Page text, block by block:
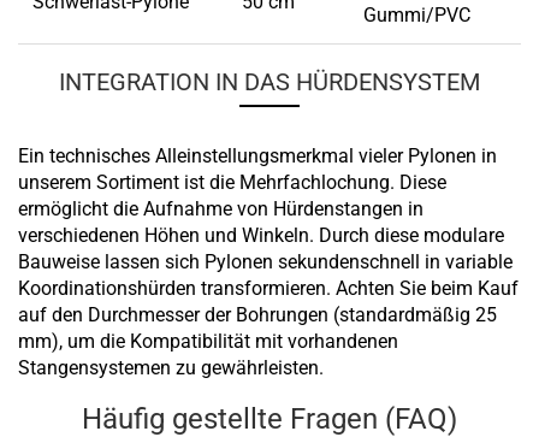
Gummi/PVC
INTEGRATION IN DAS HÜRDENSYSTEM
Ein technisches Alleinstellungsmerkmal vieler Pylonen in
unserem Sortiment ist die Mehrfachlochung. Diese
ermöglicht die Aufnahme von Hürdenstangen in
verschiedenen Höhen und Winkeln. Durch diese modulare
Bauweise lassen sich Pylonen sekundenschnell in variable
Koordinationshürden transformieren. Achten Sie beim Kauf
auf den Durchmesser der Bohrungen (standardmäßig 25
mm), um die Kompatibilität mit vorhandenen
Stangensystemen zu gewährleisten.
Häufig gestellte Fragen (FAQ)